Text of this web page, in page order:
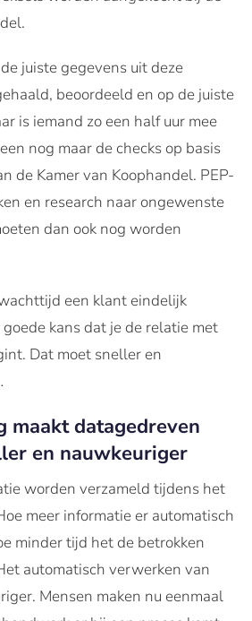
juiste gegevens uit deze
beoordeeld en op de juiste
is iemand zo een half uur mee
nog maar de checks op basis
de Kamer van Koophandel. PEP-
en research naar ongewenste
dan ook nog worden
een klant eindelijk
kans dat je de relatie met
Dat moet sneller en
maakt datagedreven
en nauwkeuriger
worden verzameld tijdens het
meer informatie er automatisch
minder tijd het de betrokken
automatisch verwerken van
Mensen maken nu eenmaal